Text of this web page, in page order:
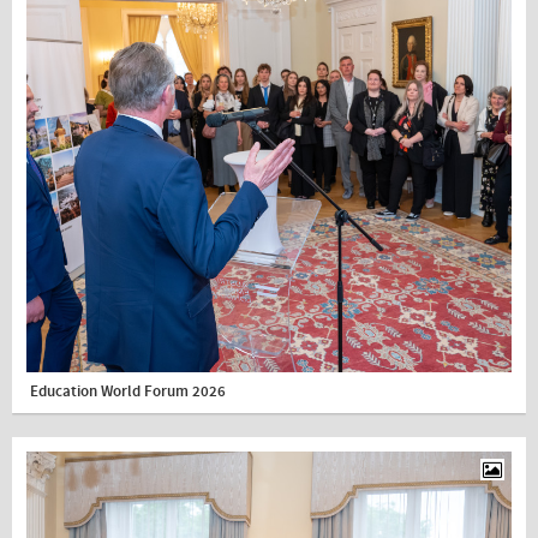
Education World Forum 2026